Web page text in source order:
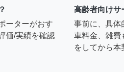
ーターがおす
価/実績を確認
高齢者向けサ
事前に、具体
車料金、雑費
をしてから本